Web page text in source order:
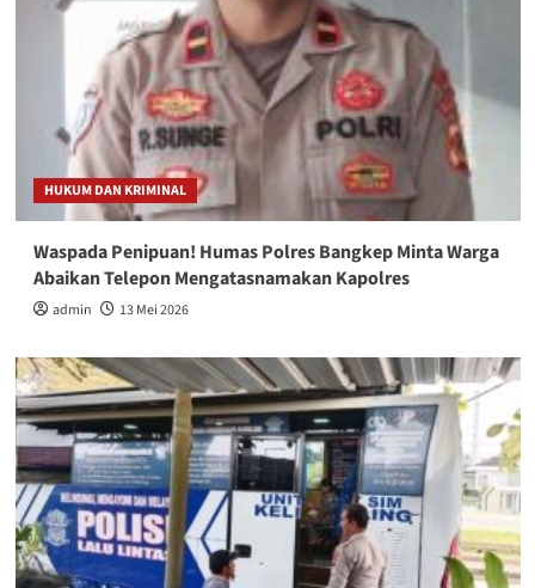
HUKUM DAN KRIMINAL
Waspada Penipuan! Humas Polres Bangkep Minta Warga
Abaikan Telepon Mengatasnamakan Kapolres
admin 13 Mei 2026